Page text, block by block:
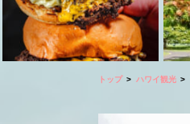
トップ ハワイ観光